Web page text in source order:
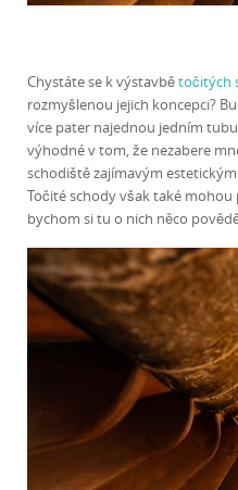
Chystáte se k výstavbětočitých
rozmyšlenou jejich koncepci?
více pater najednou jedním
výhodné v tom, že nezabere
schodiště zajímavým
Točité schody však také
bychom si tu o nich něco